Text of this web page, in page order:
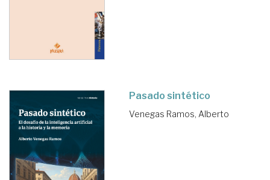
Pasado sintético
Venegas Ramos, Alberto